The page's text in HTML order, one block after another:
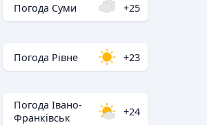
Погода Суми +25
Погода Рівне +23
Погода Івано-
Франківськ
+24